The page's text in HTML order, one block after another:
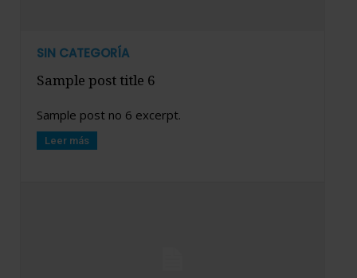
SIN CATEGORÍA
Sample post title 6
Sample post no 6 excerpt.
Leer más